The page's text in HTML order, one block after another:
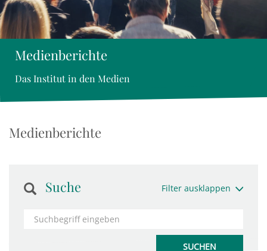
Medienberichte
Das Institut in den Medien
Medienberichte
Suche Filter ausklappen